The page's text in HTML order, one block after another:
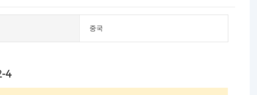
중국
4